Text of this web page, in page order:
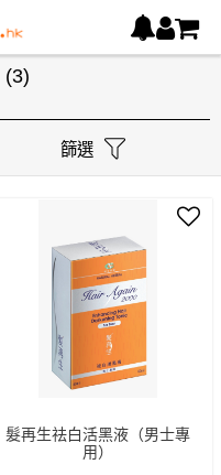
(3)
篩選
髮再生祛白活黑液（男士專
用）